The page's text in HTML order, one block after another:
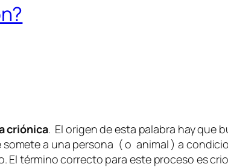
criónica. El origen de esta palabra hay que
a una persona ( o animal ) a
El término correcto para este proceso es